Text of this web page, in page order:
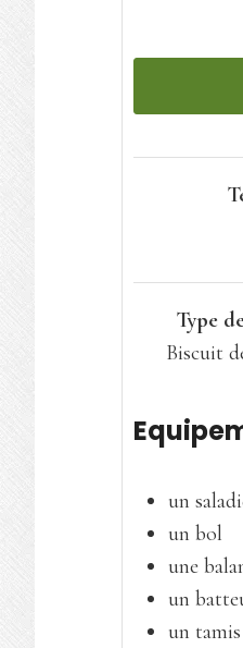
Type
Biscuit
un
un bol
une
un
un tamis